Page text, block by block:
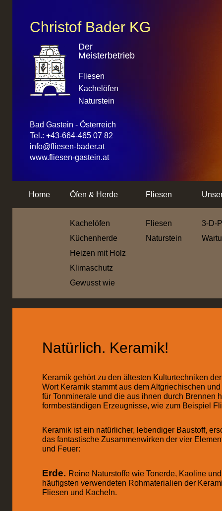
Christof Bader KG
Der
Meisterbetrieb
Fliesen
Kachelöfen
Naturstein
Bad Gastein - Österreich
Tel.: +43-664-465 07 82
info@fliesen-bader.at
www.fliesen-gastein.at
Home Öfen & Herde
Kachelöfen
Küchenherde
Heizen mit Holz
Klimaschutz
Gewusst wie
Fliesen
Fliesen
Naturstein
3-D-
Natürlich. Keramik!
Keramik gehört zu den ältesten Kulturtechniken
Wort Keramik stammt aus dem Altgriechischen
für Tonminerale und die aus ihnen durch Brennen
formbeständigen Erzeugnisse, wie zum Beispiel
Keramik ist ein natürlicher, lebendiger Baustoff,
das fantastische Zusammenwirken der vier
und Feuer:
Erde. Reine Naturstoffe wie Tonerde, Kaoline
häufigsten verwendeten Rohmaterialien der
Fliesen und Kacheln.